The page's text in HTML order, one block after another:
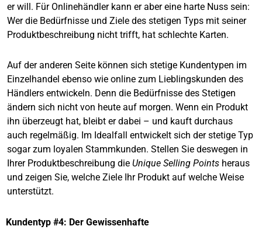
er will. Für Onlinehändler kann er aber eine harte Nuss sein:
Wer die Bedürfnisse und Ziele des stetigen Typs mit seiner
Produktbeschreibung nicht trifft, hat schlechte Karten.
Auf der anderen Seite können sich stetige Kundentypen im
Einzelhandel ebenso wie online zum Lieblingskunden des
Händlers entwickeln. Denn die Bedürfnisse des Stetigen
ändern sich nicht von heute auf morgen. Wenn ein Produkt
ihn überzeugt hat, bleibt er dabei – und kauft durchaus
auch regelmäßig. Im Idealfall entwickelt sich der stetige Typ
sogar zum loyalen Stammkunden. Stellen Sie deswegen in
Ihrer Produktbeschreibung die Unique Selling Points heraus
und zeigen Sie, welche Ziele Ihr Produkt auf welche Weise
unterstützt.
Kundentyp #4: Der Gewissenhafte